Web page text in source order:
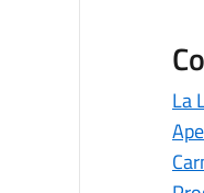
La